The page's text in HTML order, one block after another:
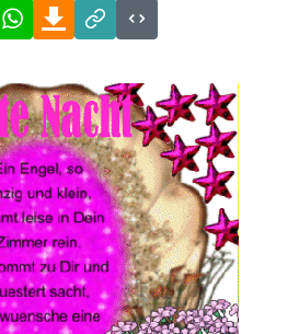
FacebookWhatsAppDownload
Link
Code